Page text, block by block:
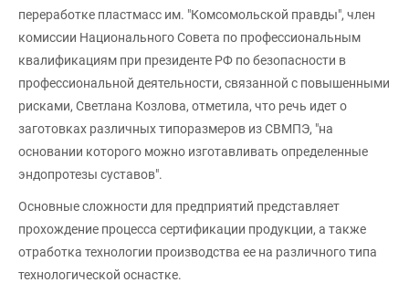
переработке пластмасс им. "Комсомольской правды", член
комиссии Национального Совета по профессиональным
квалификациям при президенте РФ по безопасности в
профессиональной деятельности, связанной с повышенными
рисками, Светлана Козлова, отметила, что речь идет о
заготовках различных типоразмеров из СВМПЭ, "на
основании которого можно изготавливать определенные
эндопротезы суставов".
Основные сложности для предприятий представляет
прохождение процесса сертификации продукции, а также
отработка технологии производства ее на различного типа
технологической оснастке.